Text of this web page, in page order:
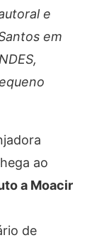
e
em
ao
a Moacir
de